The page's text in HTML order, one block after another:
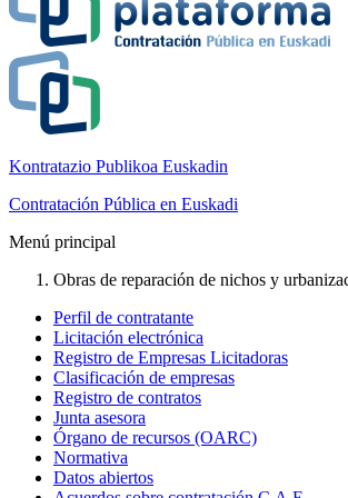
Kontratazio Publikoa Euskadin
Contratación Pública en Euskadi
Menú principal
Obras de reparación de nichos y
Perfil de contratante
Licitación electrónica
Registro de Empresas Licitadoras
Clasificación de empresas
Registro de contratos
Junta asesora
Órgano de recursos (OARC)
Normativa
Datos abiertos